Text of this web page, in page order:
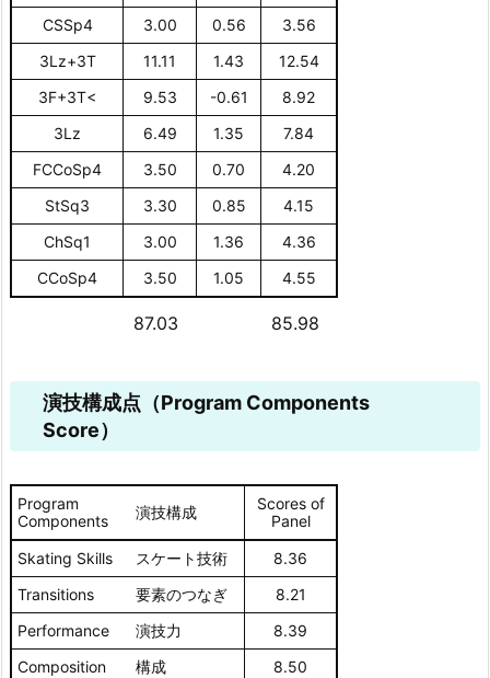
CSSp4 3.00 0.56
3.56
3Lz+3T
11.11 1.43
12.54
3F+3T<
9.53 -0.61
8.92
3Lz
6.49 1.35
7.84
FCCoSp4
3.50 0.70
4.20
StSq3
3.30 0.85
4.15
ChSq1
3.00 1.36
4.36
CCoSp4
3.50 1.05 4.55
87.03 85.98
演技構成点（Program Components
Score）
Program
Components
演技構成
Scores of
Panel
Skating Skills
スケート技術
8.36
Transitions
要素のつなぎ
8.21
Performance
演技力
8.39
Composition
構成
8.50